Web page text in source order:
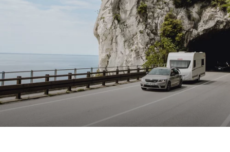
C'GO ACTIVE &
C'GO UP ACTIVE
Caravan